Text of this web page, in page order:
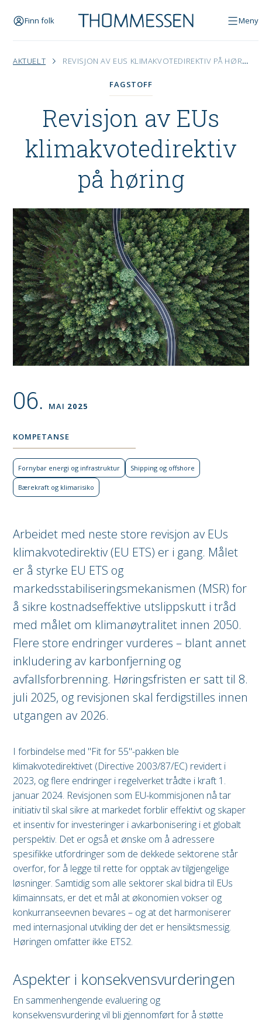
Finn folk Meny
AKTUELT REVISJON AV EUS KLIMAKVOTEDIREKTIV PÅ HØRING
FAGSTOFF
Revisjon av EUs
klimakvotedirektiv
på høring
06. MAI 2025
KOMPETANSE
Fornybar energi og infra­struktur Shipping og offshore
Bærekraft og klimarisiko
Arbeidet med neste store revisjon av EUs
klimakvotedirektiv (EU ETS) er i gang. Målet
er å styrke EU ETS og
markedsstabiliseringsmekanismen (MSR) for
å sikre kostnadseffektive utslippskutt i tråd
med målet om klimanøytralitet innen 2050.
Flere store endringer vurderes – blant annet
inkludering av karbonfjerning og
avfallsforbrenning. Høringsfristen er satt til 8.
juli 2025, og revisjonen skal ferdigstilles innen
utgangen av 2026.
I forbindelse med "Fit for 55"-pakken ble
klimakvotedirektivet (Directive 2003/87/EC) revidert i
2023, og flere endringer i regelverket trådte i kraft 1.
januar 2024. Revisjonen som EU-kommisjonen nå tar
initiativ til skal sikre at markedet forblir effektivt og skaper
et insentiv for investeringer i avkarbonisering i et globalt
perspektiv. Det er også et ønske om å adressere
spesifikke utfordringer som de dekkede sektorene står
overfor, for å legge til rette for opptak av tilgjengelige
løsninger. Samtidig som alle sektorer skal bidra til EUs
klimainnsats, er det et mål at økonomien vokser og
konkurranseevnen bevares – og at det harmoniserer
med internasjonal utvikling der det er hensiktsmessig.
Høringen omfatter ikke ETS2.
Aspekter i konsekvensvurderingen
En sammenhengende evaluering og
konsekvensvurdering vil bli gjennomført for å støtte